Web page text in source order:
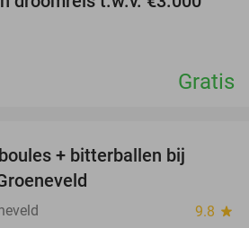
Gratis
+ bitterballen bij
9.8 star